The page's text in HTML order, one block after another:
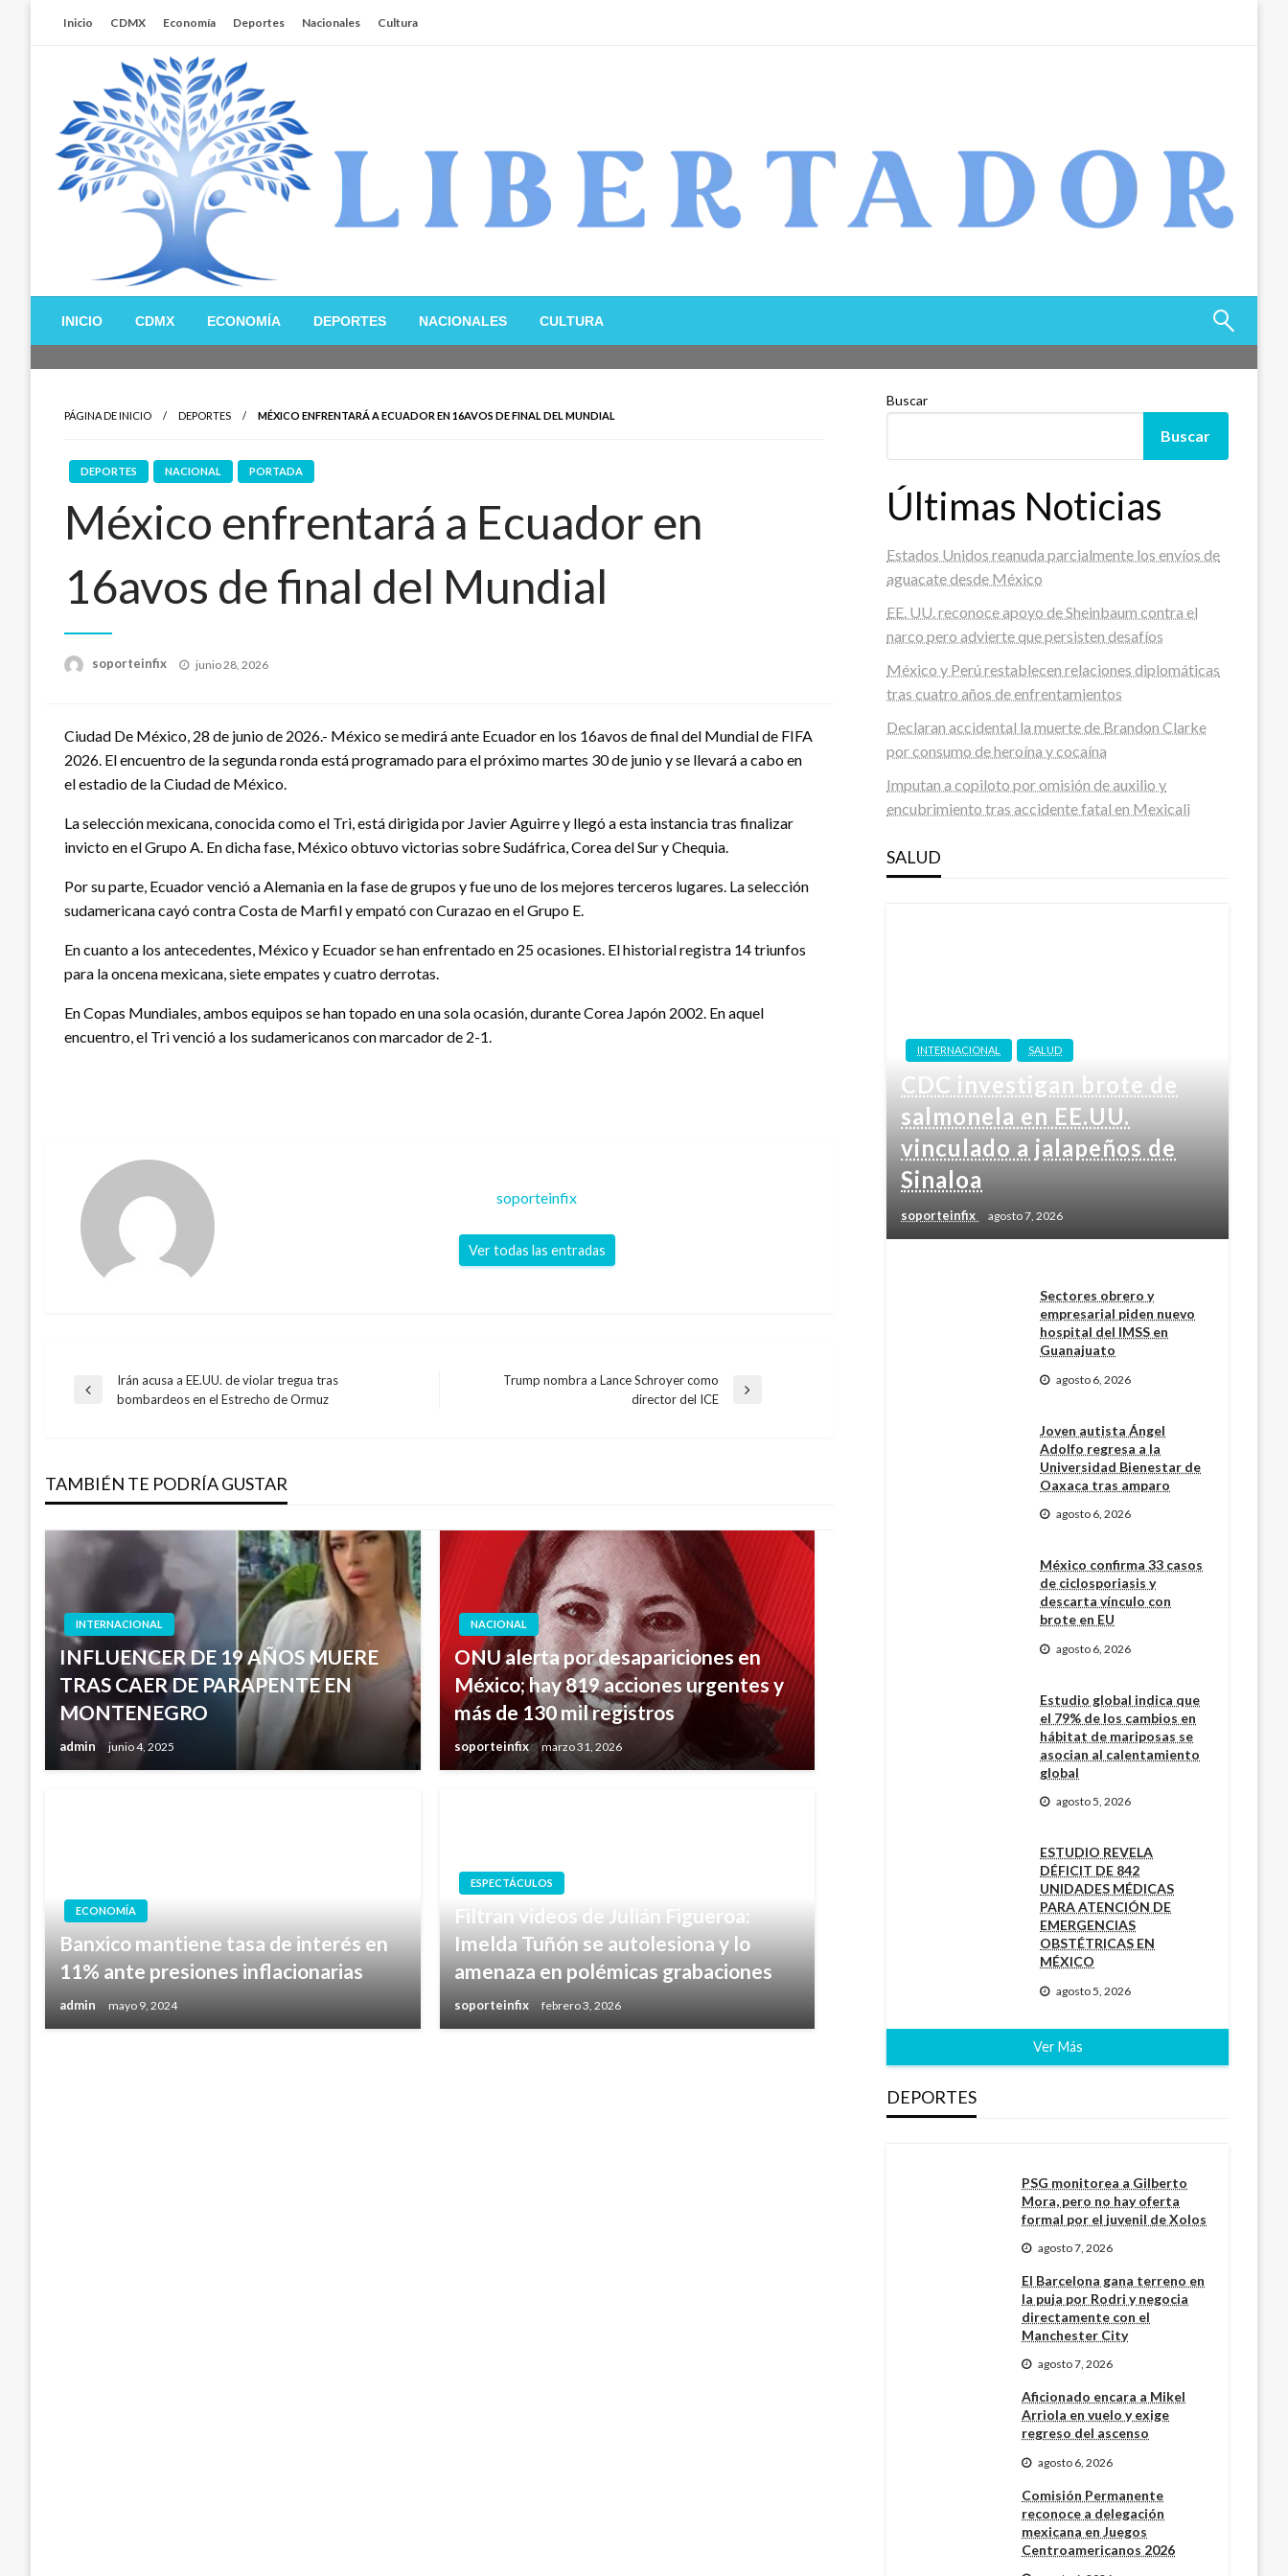
Inicio CDMX Economía Deportes Nacionales Cultura
Libertador MX
INICIO CDMX ECONOMÍA DEPORTES NACIONALES CULTURA
PÁGINA DE INICIO DEPORTES MÉXICO ENFRENTARÁ A ECUADOR EN 16AVOS DE FINAL DEL MUNDIAL
DEPORTES NACIONAL PORTADA
México enfrentará a Ecuador en
16avos de final del Mundial
soporteinfix
Publicado
junio 28, 2026
Ciudad De México, 28 de junio de 2026.- México se medirá ante Ecuador en los 16avos de final del Mundial de FIFA
2026. El encuentro de la segunda ronda está programado para el próximo martes 30 de junio y se llevará a cabo en
el estadio de la Ciudad de México.
La selección mexicana, conocida como el Tri, está dirigida por Javier Aguirre y llegó a esta instancia tras finalizar
invicto en el Grupo A. En dicha fase, México obtuvo victorias sobre Sudáfrica, Corea del Sur y Chequia.
Por su parte, Ecuador venció a Alemania en la fase de grupos y fue uno de los mejores terceros lugares. La selección
sudamericana cayó contra Costa de Marfil y empató con Curazao en el Grupo E.
En cuanto a los antecedentes, México y Ecuador se han enfrentado en 25 ocasiones. El historial registra 14 triunfos
para la oncena mexicana, siete empates y cuatro derrotas.
En Copas Mundiales, ambos equipos se han topado en una sola ocasión, durante Corea Japón 2002. En aquel
encuentro, el Tri venció a los sudamericanos con marcador de 2-1.
soporteinfix
Ver todas las entradas
Navegación
entradas
Entrada
Irán acusa a EE.UU. de violar tregua tras
bombardeos en el Estrecho de Ormuz
Trump nombra a Lance Schroyer como
director del ICE
TAMBIÉN TE PODRÍA GUSTAR
INTERNACIONAL
INFLUENCER DE 19 AÑOS MUERE
TRAS CAER DE PARAPENTE EN
MONTENEGRO
admin junio 4, 2025
NACIONAL
ONU alerta por desapariciones en
México; hay 819 acciones urgentes y
más de 130 mil registros
soporteinfix marzo 31, 2026
ECONOMÍA
Banxico mantiene tasa de interés en
11% ante presiones inflacionarias
admin mayo 9, 2024
ESPECTÁCULOS
Filtran videos de Julián Figueroa:
Imelda Tuñón se autolesiona y lo
amenaza en polémicas grabaciones
soporteinfix febrero 3, 2026
Buscar
Buscar
Últimas Noticias
Estados Unidos reanuda parcialmente los envíos de
aguacate desde México
EE. UU. reconoce apoyo de Sheinbaum contra el
narco pero advierte que persisten desafíos
México y Perú restablecen relaciones diplomáticas
tras cuatro años de enfrentamientos
Declaran accidental la muerte de Brandon Clarke
por consumo de heroína y cocaína
Imputan a copiloto por omisión de auxilio y
encubrimiento tras accidente fatal en Mexicali
SALUD
INTERNACIONAL SALUD
CDC investigan brote de
salmonela en EE.UU.
vinculado a jalapeños de
Sinaloa
soporteinfix agosto 7, 2026
Sectores obrero y
empresarial piden nuevo
hospital del IMSS en
Guanajuato
agosto 6, 2026
Joven autista Ángel
Adolfo regresa a la
Universidad Bienestar de
Oaxaca tras amparo
agosto 6, 2026
México confirma 33 casos
de ciclosporiasis y
descarta vínculo con
brote en EU
agosto 6, 2026
Estudio global indica que
el 79% de los cambios en
hábitat de mariposas se
asocian al calentamiento
global
agosto 5, 2026
ESTUDIO REVELA
DÉFICIT DE 842
UNIDADES MÉDICAS
PARA ATENCIÓN DE
EMERGENCIAS
OBSTÉTRICAS EN
MÉXICO
agosto 5, 2026
Ver Más
DEPORTES
PSG monitorea a Gilberto
Mora, pero no hay oferta
formal por el juvenil de Xolos
agosto 7, 2026
El Barcelona gana terreno en
la puja por Rodri y negocia
directamente con el
Manchester City
agosto 7, 2026
Aficionado encara a Mikel
Arriola en vuelo y exige
regreso del ascenso
agosto 6, 2026
Comisión Permanente
reconoce a delegación
mexicana en Juegos
Centroamericanos 2026